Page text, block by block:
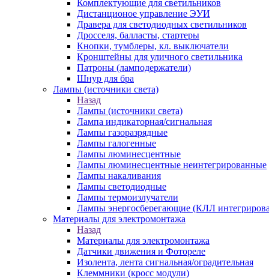
Комплектующие для светильников
Дистанционое управление ЭУИ
Дравера для светодиодных светильников
Дросселя, балласты, стартеры
Кнопки, тумблеры, кл. выключатели
Кронштейны для уличного светильника
Патроны (ламподержатели)
Шнур для бра
Лампы (источники света)
Назад
Лампы (источники света)
Лампа индикаторная/сигнальная
Лампы газоразрядные
Лампы галогенные
Лампы люминесцентные
Лампы люминесцентные неинтегрированные
Лампы накаливания
Лампы светодиодные
Лампы термоизлучатели
Лампы энергосберегающие (КЛЛ
Материалы для электромонтажа
Назад
Материалы для электромонтажа
Датчики движения и Фотореле
Изолента, лента сигнальная/оградительная
Клеммники (кросс модули)